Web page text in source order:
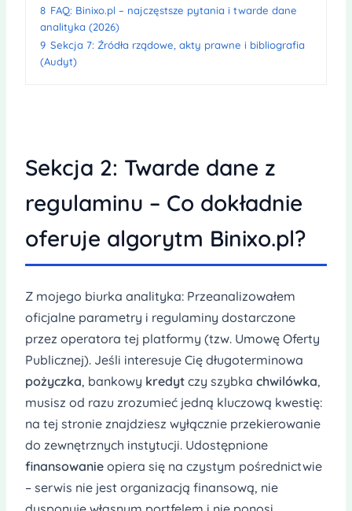
8 FAQ: Binixo.pl – najczęstsze pytania i twarde dane
analityka (2026)
9 Sekcja 7: Źródła rządowe, akty prawne i bibliografia
(Audyt)
Sekcja 2: Twarde dane z
regulaminu – Co dokładnie
oferuje algorytm Binixo.pl?
Z mojego biurka analityka: Przeanalizowałem
oficjalne parametry i regulaminy dostarczone
przez operatora tej platformy (tzw. Umowę Oferty
Publicznej). Jeśli interesuje Cię długoterminowa
pożyczka, bankowy kredytczy szybka chwilówka,
musisz od razu zrozumieć jedną kluczową kwestię:
na tej stronie znajdziesz wyłącznie przekierowanie
do zewnętrznych instytucji. Udostępnione
finansowanieopiera się na czystym pośrednictwie
– serwis nie jest organizacją finansową, nie